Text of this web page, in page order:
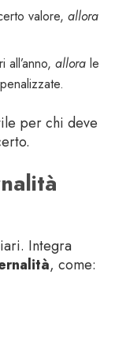
valore,allora
all’anno,allora le
per chi deve
Integra
, come: